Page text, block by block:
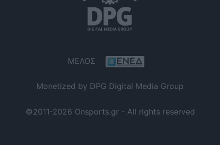
ΜΕΛΟΣ
Monetized by DPG Digital Media Group
©2011-2026 Onsports.gr - All rights reserved